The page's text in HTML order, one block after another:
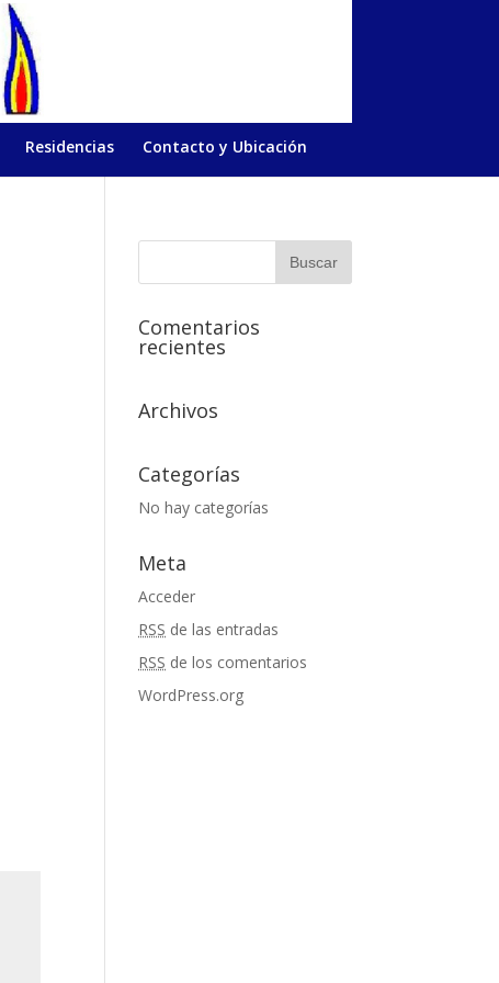
Residencias Contacto y Ubicación
Comentarios
recientes
Archivos
Categorías
No hay categorías
Meta
Acceder
RSS de las entradas
RSS de los comentarios
WordPress.org